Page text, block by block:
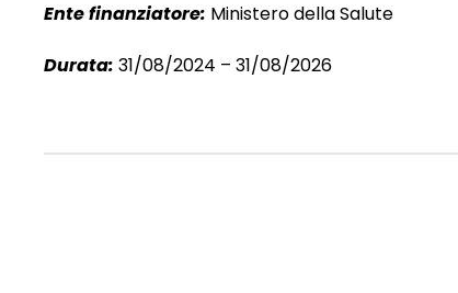
Ente finanziatore: Ministero della Salute
Durata: 31/08/2024 – 31/08/2026